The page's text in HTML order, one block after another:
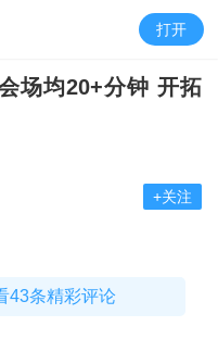
打开
场均20+分钟 开拓
+关注
43条精彩评论